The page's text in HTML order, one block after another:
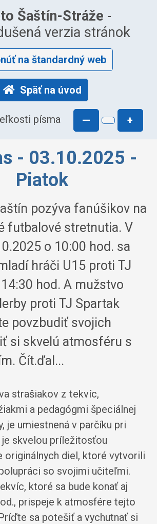
Šaštín-Stráže -
verzia stránok
na štandardný web
Späť na úvod
písma — +
- 03.10.2025 -
Piatok
pozýva fanúšikov na
futbalové stretnutia. V
o 10:00 hod. sa
hráči U15 proti TJ
14:30 hod. A mužstvo
proti TJ Spartak
povzbudiť svojich
si skvelú atmosféru s
Čít.ďal...
strašiakov z tekvíc,
a pedagógmi špeciálnej
je umiestnená v parčíku pri
je skvelou príležitosťou
originálnych diel, ktoré vytvorili
so svojimi učiteľmi.
ktoré sa bude konať aj
prispeje k atmosfére tejto
sa potešiť a vychutnať si